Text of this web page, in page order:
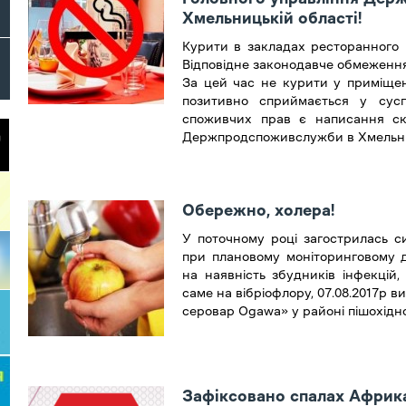
Хмельницькій області!
Курити в закладах ресторанного
Відповідне законодавче
За цей час не курити у
позитивно сприймається у
споживчих прав є написання
Держпродспоживслужби в
Обережно, холера!
У поточному році загострилась
при плановому моніторинговому
на наявність збудників
саме на вібріофлору, 07.08.2017р
серовар Ogawa» у районі
Зафіксовано спалах